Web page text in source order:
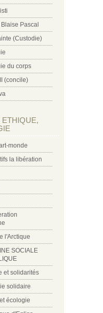
Pascal
(Custodie)
du corps
(concile)
ETHIQUE,
monde
la libération
l'Arctique
SOCIALE
et solidarités
solidaire
écologie